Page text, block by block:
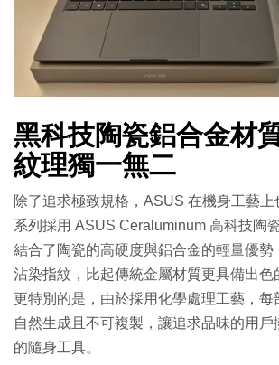
黑科技陶瓷鋁合金
紋理獨一無二
除了追求極致規格，ASUS 在機身工藝
系列採用 ASUS Ceraluminum 高科技陶
結合了陶瓷的高硬度與鋁合金的輕量優勢
沾染指紋，比起傳統金屬材質更具備出色
更特別的是，由於採用化學處理工藝，每
自然生成且不可複製，讓追求品味的用戶
的隨身工具。